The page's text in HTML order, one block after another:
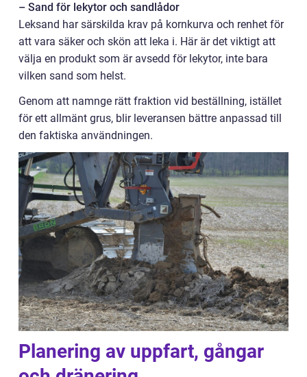
– Sand för lekytor och sandlådor
Leksand har särskilda krav på kornkurva och renhet för
att vara säker och skön att leka i. Här är det viktigt att
välja en produkt som är avsedd för lekytor, inte bara
vilken sand som helst.
Genom att namnge rätt fraktion vid beställning, istället
för ett allmänt grus, blir leveransen bättre anpassad till
den faktiska användningen.
Planering av uppfart, gångar